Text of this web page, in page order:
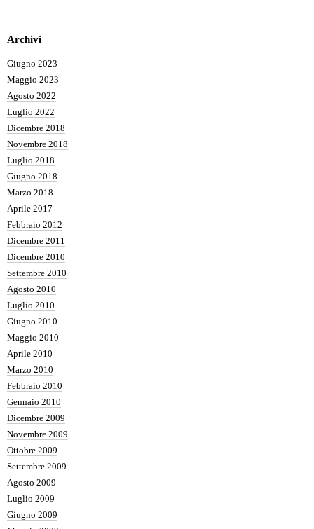
Archivi
Giugno 2023
Maggio 2023
Agosto 2022
Luglio 2022
Dicembre 2018
Novembre 2018
Luglio 2018
Giugno 2018
Marzo 2018
Aprile 2017
Febbraio 2012
Dicembre 2011
Dicembre 2010
Settembre 2010
Agosto 2010
Luglio 2010
Giugno 2010
Maggio 2010
Aprile 2010
Marzo 2010
Febbraio 2010
Gennaio 2010
Dicembre 2009
Novembre 2009
Ottobre 2009
Settembre 2009
Agosto 2009
Luglio 2009
Giugno 2009